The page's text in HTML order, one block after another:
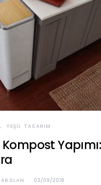
YEŞIL TASARIM
03/09/2018